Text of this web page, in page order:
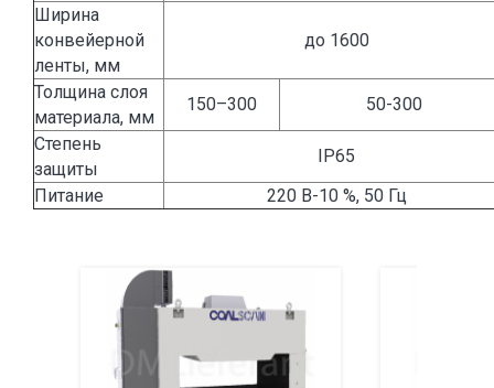
Ширина
конвейерной
ленты, мм
до 1600
Толщина слоя
материала, мм
150–300
50-300
Степень
защиты
IP65
Питание
220 В-10 %, 50 Гц